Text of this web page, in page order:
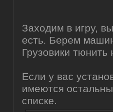
Заходим в игру,
есть. Берем
Грузовики тюнить
Если у вас
имеются
списке.